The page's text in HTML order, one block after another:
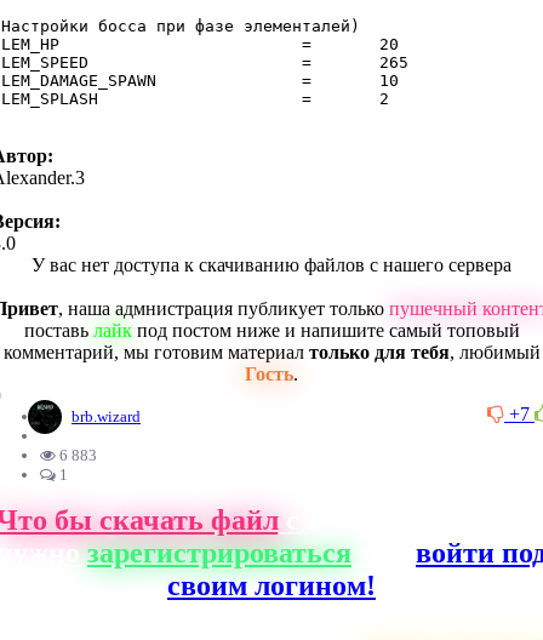
босса при фазе элементалей)
// Здоровье делимое от игроков, например 20к у босса, делим на ( 20 ) получаем 1к на элема.
=	265				// Скорость элема
=	10				// Наносимый урон при появлении элементаля
У вас нет доступа к скачиванию файлов с нашего сервера
, наша адмнистрация публикует только пушечный
поставь лайкпод постом ниже и напишите самый топовый
комментарий, мы готовим материал только для тебя, любимый
Гость.
+7
brb.wizard
6 883
1
бы скачать файлс нашего сайта,
зарегистрироваться
войти
своим логином!